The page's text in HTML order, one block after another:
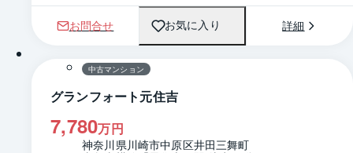
お問合せ お気に入り 詳細
1 / 0 間取り
中古マンション
グランフォート元住吉
7,780万円
神奈川県川崎市中原区井田三舞町